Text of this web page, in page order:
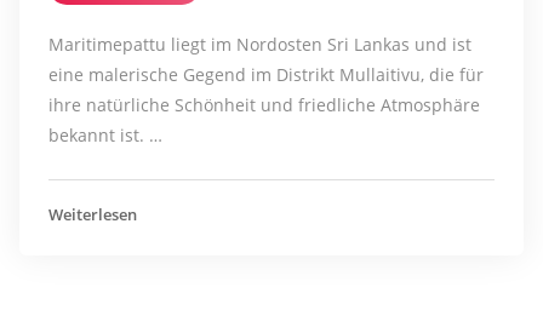
Maritimepattu liegt im Nordosten Sri Lankas und ist
eine malerische Gegend im Distrikt Mullaitivu, die für
ihre natürliche Schönheit und friedliche Atmosphäre
bekannt ist. …
Weiterlesen